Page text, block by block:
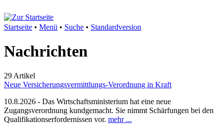
Startseite • Menü • Suche • Standardversion
Nachrichten
29 Artikel
Neue Versicherungsvermittlungs-Verordnung in Kraft
10.8.2026 - Das Wirtschaftsministerium hat eine neue
Zugangsverordnung kundgemacht. Sie nimmt Schärfungen bei den
Qualifikationserfordernissen vor. mehr ...